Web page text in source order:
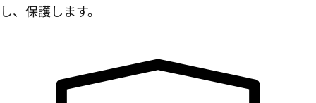
し、保護します。